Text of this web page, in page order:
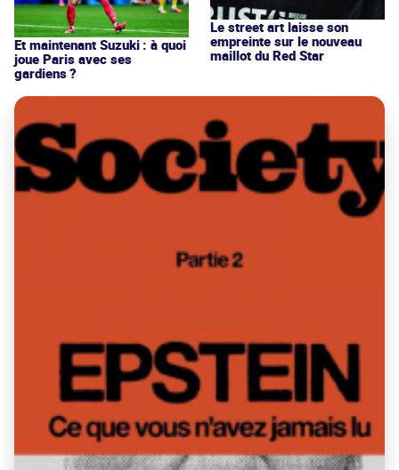
Et maintenant Suzuki : à quoi
joue Paris avec ses
gardiens ?
Le street art laisse son
empreinte sur le nouveau
maillot du Red Star